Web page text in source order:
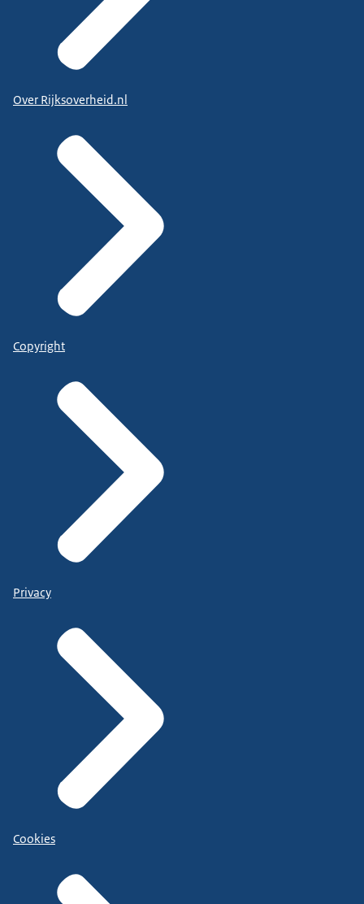
Over Rijksoverheid.nl
Copyright
Privacy
Cookies